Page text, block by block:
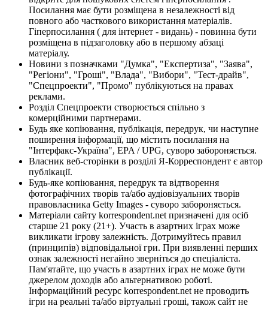
Посилання має бути розміщена в незалежності від
повного або часткового використання матеріалів.
Гіперпосилання ( для інтернет - видань) - повинна бути
розміщена в підзаголовку або в першому абзаці
матеріалу.
Новини з позначками "Думка", "Експертиза", "Заява",
"Регіони", "Гроші", "Влада", "Вибори", "Тест-драйв",
"Спецпроекти", "Промо" публікуються на правах
реклами.
Розділ Спецпроекти створюється спільно з
комерційними партнерами.
Будь яке копіювання, публікація, передрук, чи наступне
поширення інформації, що містить посилання на
"Інтерфакс-Україна", EPA / UPG, суворо забороняється.
Власник веб-сторінки в розділі Я-Корреспондент є автор
публікації.
Будь-яке копіювання, передрук та відтворення
фотографічних творів та/або аудіовізуальних творів
правовласника Getty Images - суворо забороняється.
Матеріали сайту korrespondent.net призначені для осіб
старше 21 року (21+). Участь в азартних іграх може
викликати ігрову залежність. Дотримуйтесь правил
(принципів) відповідальної гри. При виявленні перших
ознак залежності негайно зверніться до спеціаліста.
Пам'ятайте, що участь в азартних іграх не може бути
джерелом доходів або альтернативою роботі.
Інформаційний ресурс korrespondent.net не проводить
ігри на реальні та/або віртуальні гроші, також сайт не